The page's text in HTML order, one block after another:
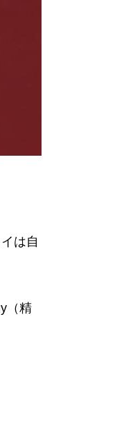
は自
（精